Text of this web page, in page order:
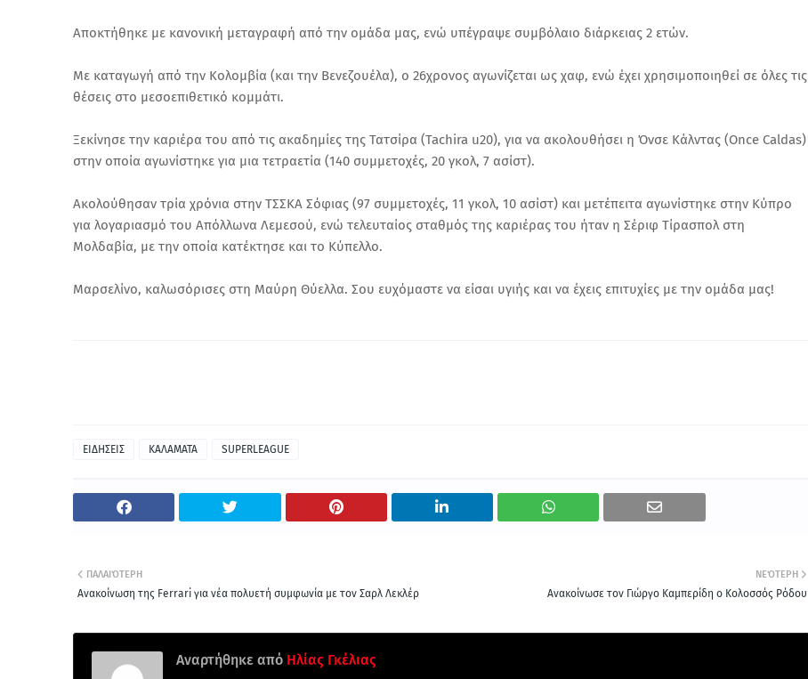
Αποκτήθηκε με κανονική μεταγραφή από την ομάδα μας, ενώ υπέγραψε συμβόλαιο διάρκειας 2 ετών.
Με καταγωγή από την Κολομβία (και την Βενεζουέλα), ο 26χρονος αγωνίζεται ως χαφ, ενώ έχει χρησιμοποιηθεί σε όλες τις
θέσεις στο μεσοεπιθετικό κομμάτι.
Ξεκίνησε την καριέρα του από τις ακαδημίες της Τατσίρα (Tachira u20), για να ακολουθήσει η Όνσε Κάλντας (Once Caldas)
στην οποία αγωνίστηκε για μια τετραετία (140 συμμετοχές, 20 γκολ, 7 ασίστ).
Ακολούθησαν τρία χρόνια στην ΤΣΣΚΑ Σόφιας (97 συμμετοχές, 11 γκολ, 10 ασίστ) και μετέπειτα αγωνίστηκε στην Κύπρο
για λογαριασμό του Απόλλωνα Λεμεσού, ενώ τελευταίος σταθμός της καριέρας του ήταν η Σέριφ Τίρασπολ στη
Μολδαβία, με την οποία κατέκτησε και το Κύπελλο.
Μαρσελίνο, καλωσόρισες στη Μαύρη Θύελλα. Σου ευχόμαστε να είσαι υγιής και να έχεις επιτυχίες με την ομάδα μας!
ΕΙΔΗΣΕΙΣ ΚΑΛΑΜΑΤΑ SUPERLEAGUE
ΝΕΌΤΕΡΗ
Ανακοίνωσε τον Γιώργο Καμπερίδη ο Κολοσσός Ρόδου
ΠΑΛΑΙΌΤΕΡΗ
Ανακοίνωση της Ferrari για νέα πολυετή συμφωνία με τον Σαρλ Λεκλέρ
Αναρτήθηκε από Ηλίας Γκέλιας